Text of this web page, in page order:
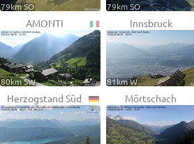
79km SO 79km SO
AMONTI
80km SW
Innsbruck
81km W
Herzogstand Süd Mörtschach